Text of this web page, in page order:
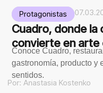
Protagonistas
Cuadro, donde la
convierte en arte
Conoce Cuadro,
gastronomía, producto y
sentidos.
Por: Anastasia Kostenko